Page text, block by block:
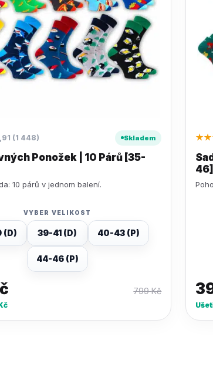
(1 448) Skladem
Ponožek | 10 Párů [35-
10 párů v jednom balení.
VYBER VELIKOST
(D) 39-41 (D) 40-43 (P)
44-46 (P)
799Kč
46]